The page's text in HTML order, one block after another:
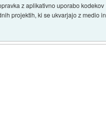
z aplikativno uporabo kodekov
projektih, ki se ukvarjajo z medio in